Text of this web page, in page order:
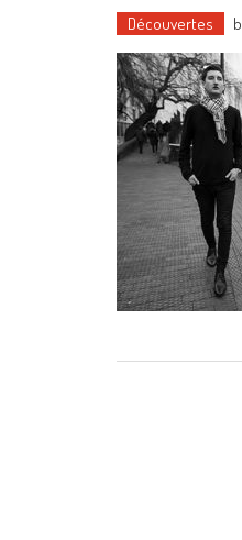
Découvertes